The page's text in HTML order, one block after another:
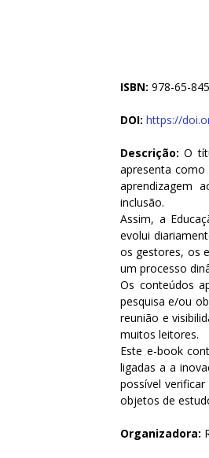
ISBN: 978-65-
DOI: https://
Descrição:O
apresenta
aprendizagem
inclusão.
Assim, a
evolui
os gestores, os
um processo
Os conteúdos
pesquisa e/ou
reunião e
muitos leitores.
Este e-book
ligadas a a
possível
objetos de
Organizadora: